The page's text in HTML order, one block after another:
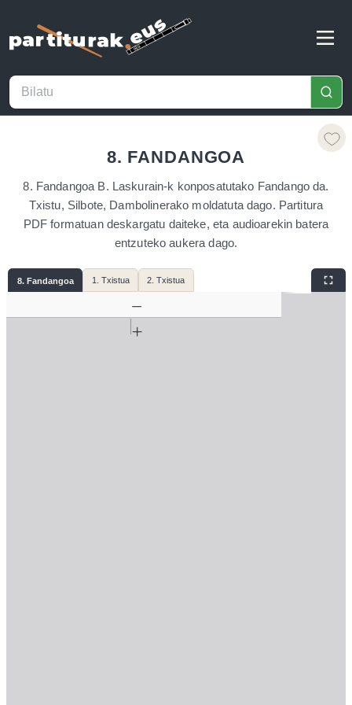
8. FANDANGOA
8. Fandangoa B. Laskurain-k konposatutako Fandango da.
Txistu, Silbote, Dambolinerako moldatuta dago. Partitura
PDF formatuan deskargatu daiteke, eta audioarekin batera
entzuteko aukera dago.
8. Fandangoa 1. Txistua 2. Txistua